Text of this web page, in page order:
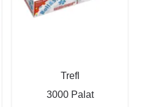
Trefl
3000 Palat